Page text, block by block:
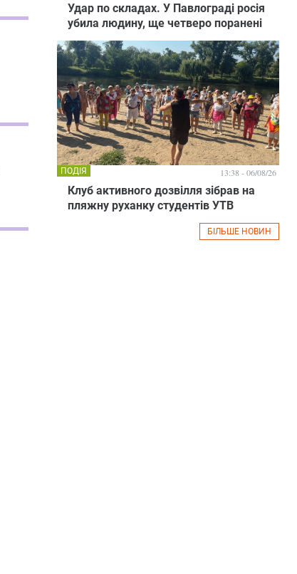
Удар по складах. У Павлограді росія
убила людину, ще четверо поранені
Клуб активного дозвілля зібрав на
пляжну руханку студентів УТВ
ПОДІЯ 13:38 - 06/08/26
БІЛЬШЕ НОВИН